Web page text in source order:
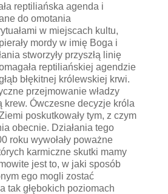
reptiliańska agenda i
do omotania
w miejscach kultu,
mordy w imię Boga i
stworzyły przyszłą linię
reptiliańskiej agendzie
błękitnej królewskiej krwi.
przejmowanie władzy
krew. Ówczesne decyzje króla
poskutkowały tym, z czym
obecnie. Działania tego
roku wywołały poważne
karmiczne skutki mamy
jest to, w jaki sposób
ego mogli zostać
tak głębokich poziomach